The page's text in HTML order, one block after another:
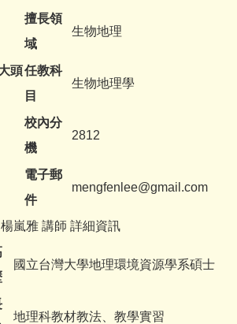
擅長領
域
生物地理
任教科
目
生物地理學
校內分
機
2812
電子郵
件
mengfenlee@gmail.com
楊嵐雅 講師 詳細資訊
國立台灣大學地理環境資源學系碩士
地理科教材教法、教學實習